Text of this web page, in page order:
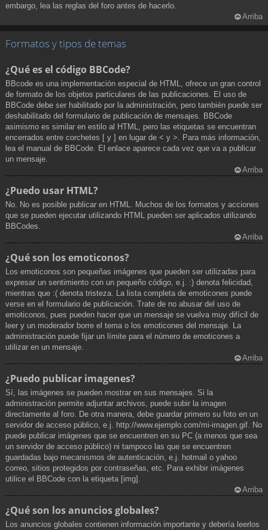
embargo, lea las reglas del foro antes de hacerlo.
Arriba
Formatos y tipos de temas
¿Qué es el código BBCode?
BBcode es una implementación especial de HTML, ofrece un gran control
de formato de los objetos particulares de las publicaciones. El uso de
BBCode debe ser habilitado por la administración, pero también puede ser
deshabilitado del formulario de publicación de mensajes. BBCode
asimismo es similar en estilo al HTML, pero las etiquetas se encuentran
encerrados entre corchetes [ y ] en lugar de < y >. Para más información,
lea el manual de BBCode. El enlace aparece cada vez que va a publicar
un mensaje.
Arriba
¿Puedo usar HTML?
No. No es posible publicar en HTML. Muchos de los formatos y acciones
que se pueden ejecutar utilizando HTML pueden ser aplicados utilizando
BBCodes.
Arriba
¿Qué son los emoticonos?
Los emoticonos son pequeñas imágenes que pueden ser utilizadas para
expresar un sentimiento con un pequeño código, e.j. :) denota felicidad,
mientras que :( denota tristeza. La lista completa de emoticones puede
verse en el formulario de publicación. Trate de no abusar del uso de
emoticonos, pues pueden hacer que un mensaje se vuelva muy difícil de
leer y un moderador borre el tema o los emoticones del mensaje. La
administración puede fijar un límite para el número de emoticones a
utilizar en un mensaje.
Arriba
¿Puedo publicar imagenes?
Sí, las imágenes se pueden mostrar en sus mensajes. Si la
administración permite adjuntar archivos, puede subir la imagen
directamente al foro. De otra manera, debe guardar primero su foto en un
servidor de acceso público, e.j. http://www.ejemplo.com/mi-imagen.gif. No
puede publicar imágenes que se encuentren en su PC (a menos que sea
un servidor de acceso público) ni tampoco las que se encuentren
guardadas bajo mecanismos de autenticación, e.j. hotmail o yahoo
correo, sitios protegidos por contraseñas, etc. Para exhibir imágenes
utilice el BBCode con la etiqueta [img].
Arriba
¿Qué son los anuncios globales?
Los anuncios globales contienen información importante y debería leerlos